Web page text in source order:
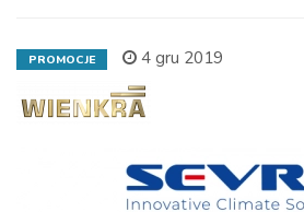
PROMOCJE 4 gru 2019